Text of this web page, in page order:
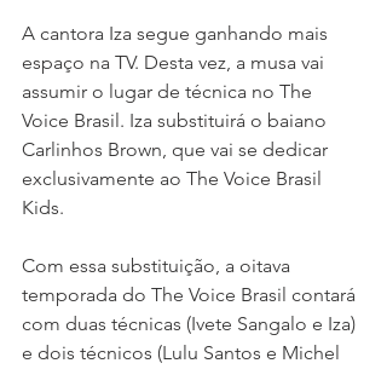
A cantora Iza segue ganhando mais
espaço na TV. Desta vez, a musa vai
assumir o lugar de técnica no The
Voice Brasil. Iza substituirá o baiano
Carlinhos Brown, que vai se dedicar
exclusivamente ao The Voice Brasil
Kids.
Com essa substituição, a oitava
temporada do The Voice Brasil contará
com duas técnicas (Ivete Sangalo e Iza)
e dois técnicos (Lulu Santos e Michel